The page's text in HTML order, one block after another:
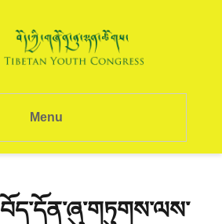
Menu
བོད་དོན་ཞུ་གཏུགས་ལས་